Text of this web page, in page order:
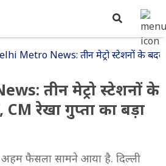
Metro News: तीन मेट्रो स्टेशनों के बदले
तीन मेट्रो स्टेशनों के
रेखा गुप्ता का बड़ा
अहम फैसला सामने आया है. दिल्ली